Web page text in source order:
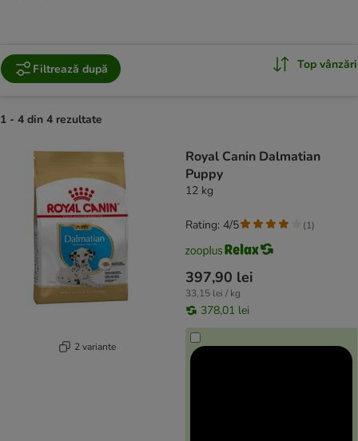
Filtrează după Top vânzări
1 - 4 din 4 rezultate
2 variante
Royal Canin Dalmatian
Puppy
12 kg
397,90 lei
33,15 lei / kg
378,01 lei
Rating: 4/5 (1)